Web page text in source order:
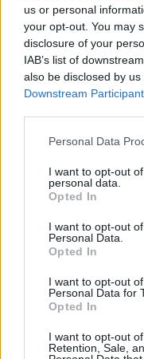
us or personal
your opt-out. You may
disclosure of your
IAB’s list of
also be disclosed by
Downstream
Personal Data
I want to opt-out
personal data.
Opted In
I want to opt-out
Personal Data.
Opted In
I want to opt-out
Personal Data for
Opted In
I want to opt-out
Retention, Sale,
išsiaiškinti, o ir
koordinuojamos
metu vartotojų
nenutekinami.
„Dažniausiai
aukšto lygio
sukurtas netikrų
nukreipiamas į
išaugusių
Visgi, egzistuoja
gali būti
ruošiama dirva
atveju ateityje